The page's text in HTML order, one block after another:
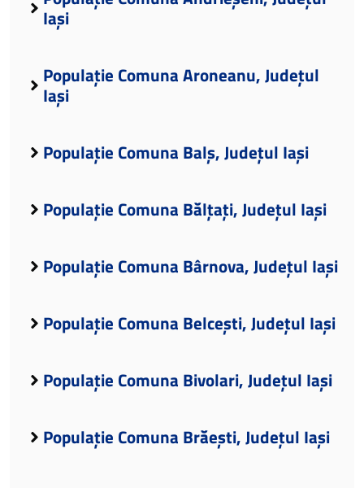
Iași
Populație Comuna Aroneanu, Județul
Iași
Populație Comuna Balș, Județul Iași
Populație Comuna Bălțați, Județul Iași
Populație Comuna Bârnova, Județul Iași
Populație Comuna Belcești, Județul Iași
Populație Comuna Bivolari, Județul Iași
Populație Comuna Brăești, Județul Iași